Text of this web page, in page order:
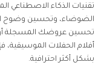
تقنيات الذكاء الاصطناعي
الضوضاء، وتحسين وضوح
تحسين عروضك المسجلة
بشكل أكثر احترافية.